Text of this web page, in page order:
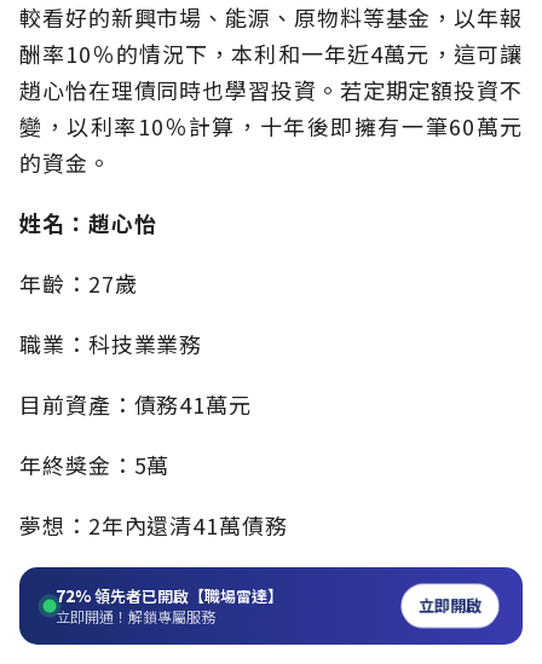
較看好的新興市場、能源、原物料等基金，以年報
酬率10％的情況下，本利和一年近4萬元，這可讓
趙心怡在理債同時也學習投資。若定期定額投資不
變，以利率10％計算，十年後即擁有一筆60萬元
的資金。
姓名：趙心怡
年齡：27歲
職業：科技業業務
目前資產：債務41萬元
年終獎金：5萬
夢想：2年內還清41萬債務
72%領先者已開啟【職場雷達】
立即開通！解鎖專屬服務 立即開啟